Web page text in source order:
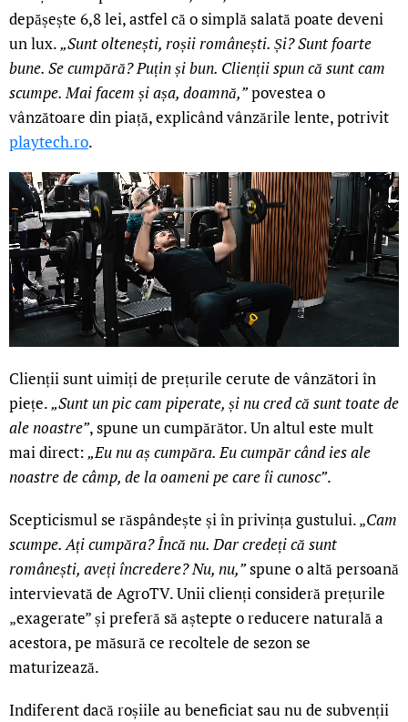
depășește 6,8 lei, astfel că o simplă salată poate deveni
un lux.„Sunt oltenești, roșii românești. Și? Sunt foarte
bune. Se cumpără? Puțin și bun. Clienții spun că sunt cam
scumpe. Mai facem și așa, doamnă,”povestea o
vânzătoare din piață, explicând vânzările lente, potrivit
playtech.ro.
Clienții sunt uimiți de prețurile cerute de vânzători în
piețe.„Sunt un pic cam piperate, și nu cred că sunt toate de
ale noastre”, spune un cumpărător. Un altul este mult
mai direct:„Eu nu aș cumpăra. Eu cumpăr când ies ale
noastre de câmp, de la oameni pe care îi cunosc”.
Scepticismul se răspândește și în privința gustului. „Cam
scumpe. Ați cumpăra? Încă nu. Dar credeți că sunt
românești, aveți încredere? Nu, nu,”spune o altă persoană
intervievată de AgroTV. Unii clienți consideră prețurile
„exagerate” și preferă să aștepte o reducere naturală a
acestora, pe măsură ce recoltele de sezon se
maturizează.
Indiferent dacă roșiile au beneficiat sau nu de subvenții